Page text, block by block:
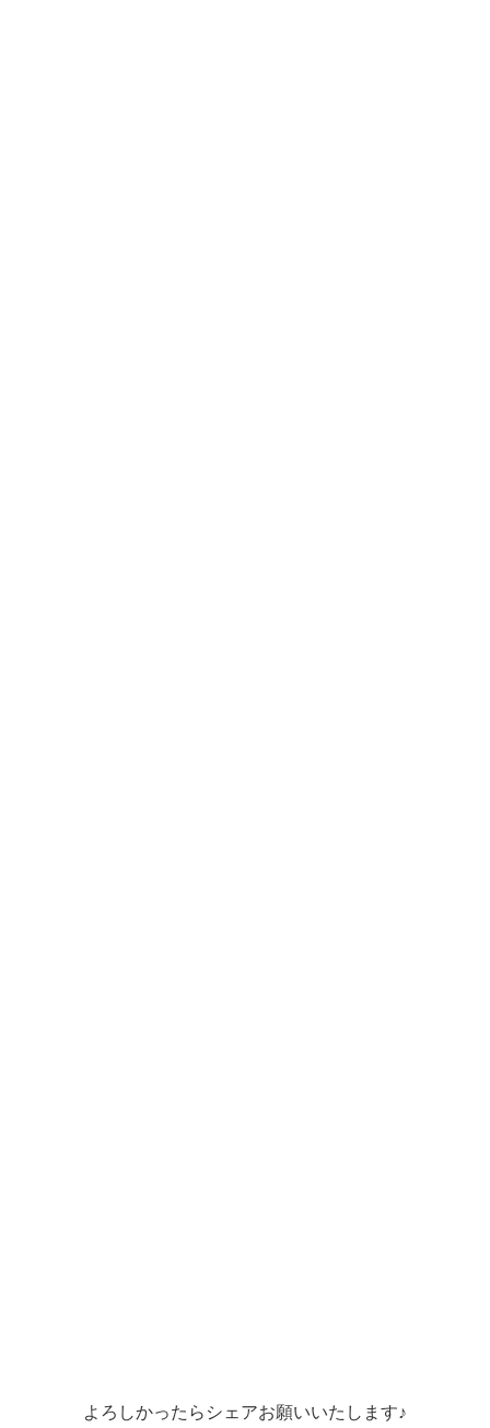
よろしかったらシェアお願いいたします♪